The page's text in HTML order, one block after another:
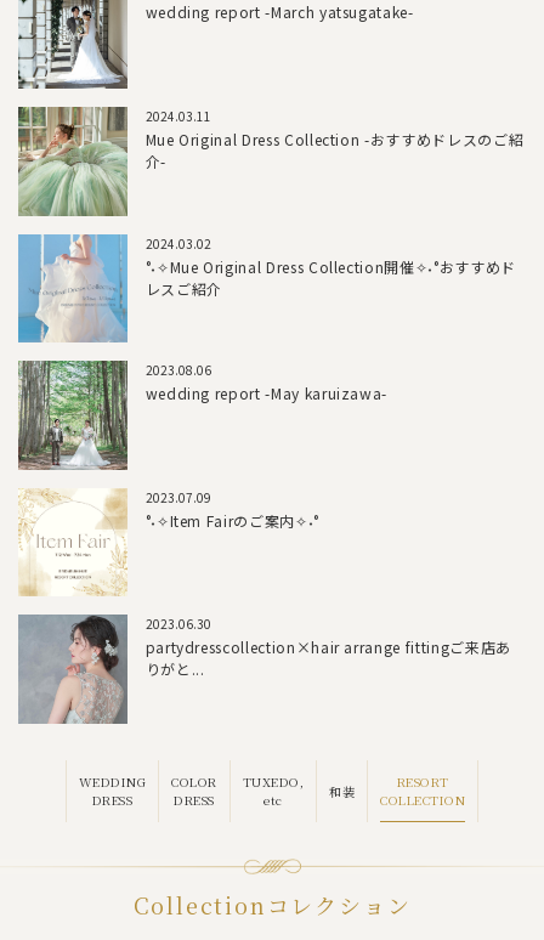
wedding report -March yatsugatake-
2024.03.11
Mue Original Dress Collection -おすすめドレスのご紹
介-
2024.03.02
°˖✧Mue Original Dress Collection開催✧˖°おすすめド
レスご紹介
2023.08.06
wedding report -May karuizawa-
2023.07.09
°˖✧Item Fairのご案内✧˖°
2023.06.30
partydresscollection×hair arrange fittingご来店あ
りがと...
WEDDING
DRESS
COLOR
DRESS
TUXEDO,
etc
和装
RESORT
COLLECTION
Collection コレクション